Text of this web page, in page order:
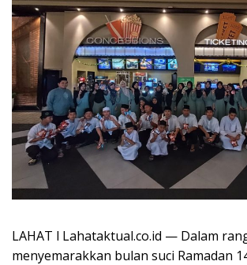
LAHAT l Lahataktual.co.id — Dalam
menyemarakkan bulan suci Ramadan